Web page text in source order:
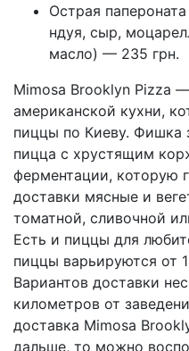
Острая
ндуя, сыр,
масло) — 235 грн.
Mimosa Brooklyn Pizza
американской кухни,
пиццы по Киеву. Фишка
пицца с хрустящим
ферментации, которую
доставки мясные и
томатной, сливочной
Есть и пиццы для
пиццы варьируются от
Вариантов доставки
километров от
доставка Mimosa
дальше, то можно